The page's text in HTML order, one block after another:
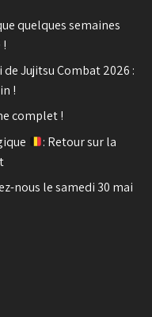
quelques semaines
Jujitsu Combat 2026 :
!
complet !
: Retour sur la
nous le samedi 30 mai